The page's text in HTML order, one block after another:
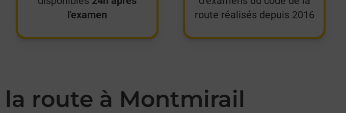
l'examen
route réalisés depuis 2016
route à Montmirail